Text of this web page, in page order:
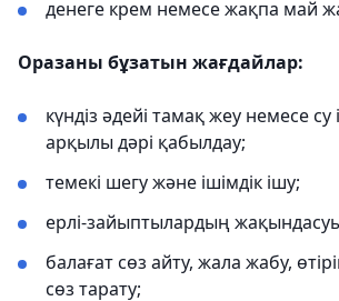
денеге крем немесе жақпа май
Оразаны бұзатын жағдайлар:
күндіз әдейі тамақ жеу немесе су
арқылы дәрі қабылдау;
темекі шегу және ішімдік ішу;
ерлі-зайыптылардың
балағат сөз айту, жала жабу,
сөз тарату;